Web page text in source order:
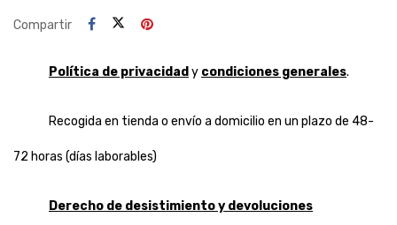
Compartir
Política de privacidad y condiciones generales.
Recogida en tienda o envío a domicilio en un plazo de 48-
72 horas (días laborables)
Derecho de desistimiento y devoluciones